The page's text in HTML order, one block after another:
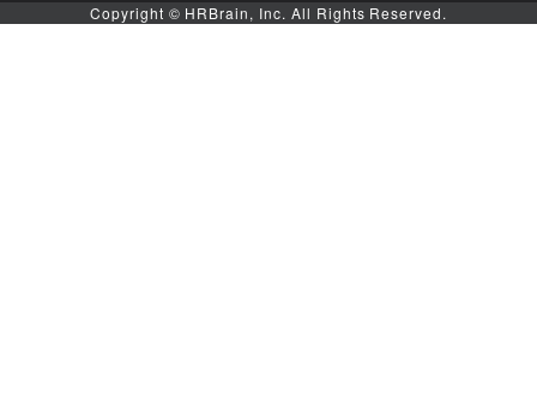
Copyright © HRBrain, Inc. All Rights Reserved.